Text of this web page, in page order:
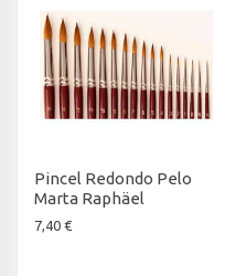
Pincel Redondo Pelo
Marta Raphäel
7,40 €